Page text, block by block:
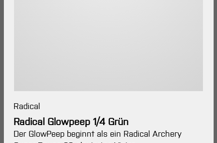
Radical
Radical Glowpeep 1/4 Grün
Der GlowPeep beginnt als ein Radical Archery